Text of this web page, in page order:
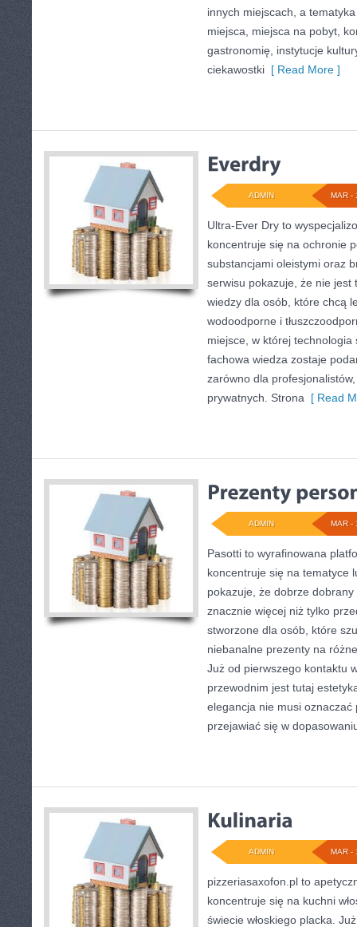
innych miejscach, a
miejsca, miejsca na pobyt,
gastronomię, instytucje
ciekawostki [ Read More ]
MAR -
ADMIN
Ultra-Ever Dry to
koncentruje się na ochronie
substancjami oleistymi oraz
serwisu pokazuje, że nie jest
wiedzy dla osób, które chcą
wodoodporne i
miejsce, w której
fachowa wiedza zostaje
zarówno dla
prywatnych. Strona [ Read
MAR -
ADMIN
Pasotti to wyrafinowana
koncentruje się na tematyce
pokazuje, że dobrze
znacznie więcej niż tylko
stworzone dla osób, które
niebanalne prezenty na
Już od pierwszego kontaktu
przewodnim jest tutaj
elegancja nie musi oznaczać
przejawiać się w
MAR -
ADMIN
pizzeriasaxofon.pl to
koncentruje się na kuchni
świecie włoskiego placka.